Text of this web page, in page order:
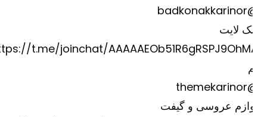
لایت
https://t.me/joinchat/
عروسی و گیفت